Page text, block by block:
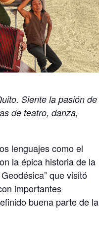
Siente la pasión de
de teatro, danza,
lenguajes como el
la épica historia de la
que visitó
importantes
buena parte de la